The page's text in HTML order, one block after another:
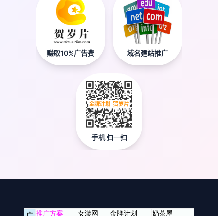
赚取10%广告费 域名建站推广
手机 扫一扫